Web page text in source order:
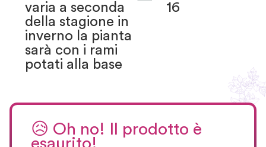
varia a seconda
della stagione in
inverno la pianta
sarà con i rami
potati alla base
16
😥 Oh no! Il prodotto è